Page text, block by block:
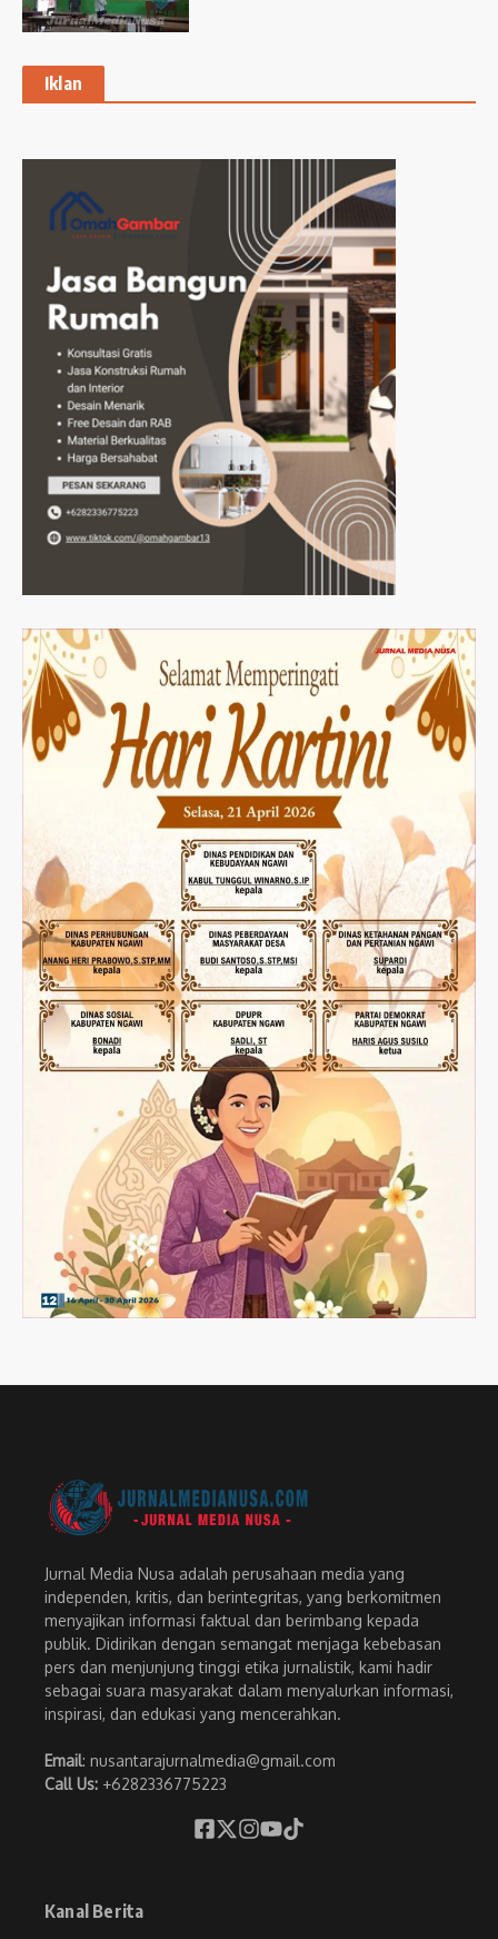
Iklan
Jurnal Media Nusa adalah perusahaan media yang
independen, kritis, dan berintegritas, yang berkomitmen
menyajikan informasi faktual dan berimbang kepada
publik. Didirikan dengan semangat menjaga kebebasan
pers dan menjunjung tinggi etika jurnalistik, kami hadir
sebagai suara masyarakat dalam menyalurkan informasi,
inspirasi, dan edukasi yang mencerahkan.
Email: nusantarajurnalmedia@gmail.com
Call Us: +6282336775223
Kanal Berita